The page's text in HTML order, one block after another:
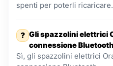
spenti per poterli ricaricare.
? Gli spazzolini elettrici
connessione
Sì, gli spazzolini elettrici